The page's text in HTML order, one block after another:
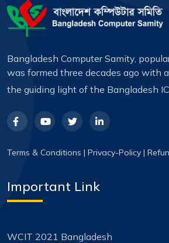
Bangladesh Computer Samity,
was formed three decades ago with
the guiding light of the Bangladesh
Terms & Conditions | Privacy-Policy |
Important Link
WCIT 2021 Bangladesh